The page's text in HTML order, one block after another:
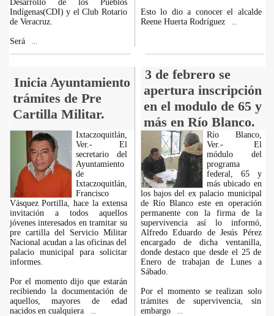
Desarrollo de los Pueblos
Indígenas(CDI) y el Club Rotario
de Veracruz.
Será
Esto lo dio a conocer el alcalde
Reene Huerta Rodríguez
Inicia Ayuntamiento
trámites de Pre
Cartilla Militar.
3 de febrero se
apertura inscripción
en el modulo de 65 y
más en Río Blanco.
Ixtaczoquitlán,
Ver.- El
secretario del
Ayuntamiento
de
Ixtaczoquitlán,
Francisco
Vásquez Portilla, hace la extensa
invitación a todos aquellos
jóvenes interesados en tramitar su
pre cartilla del Servicio Militar
Nacional acudan a las oficinas del
palacio municipal para solicitar
informes.
Por el momento dijo que estarán
recibiendo la documentación de
aquellos, mayores de edad
nacidos en cualquiera
Río Blanco,
Ver.- El
módulo del
programa
federal, 65 y
más ubicado en
los bajos del ex palacio municipal
de Río Blanco este en operación
permanente con la firma de la
supervivencia así lo informó,
Alfredo Eduardo de Jesús Pérez
encargado de dicha ventanilla,
donde destaco que desde el 25 de
Enero de trabajan de Lunes a
Sábado.
Por el momento se realizan solo
trámites de supervivencia, sin
embargo